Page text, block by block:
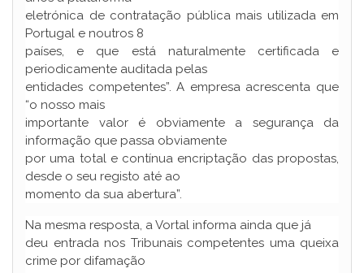
eletrónica de contratação pública mais utilizada em
Portugal e noutros 8
países, e que está naturalmente certificada e
periodicamente auditada pelas
entidades competentes”. A empresa acrescenta que
“o nosso mais
importante valor é obviamente a segurança da
informação que passa obviamente
por uma total e contínua encriptação das propostas,
desde o seu registo até ao
momento da sua abertura”.
Na mesma resposta, a Vortal informa ainda que já
deu entrada nos Tribunais competentes uma queixa
crime por difamação